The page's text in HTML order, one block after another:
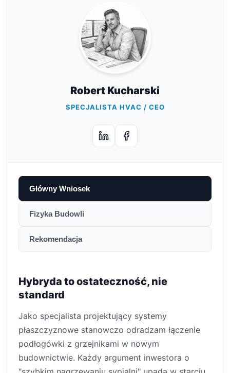
Robert Kucharski
SPECJALISTA HVAC / CEO
Główny Wniosek
Fizyka Budowli
Rekomendacja
Hybryda to ostateczność, nie
standard
Jako specjalista projektujący systemy
płaszczyznowe stanowczo odradzam łączenie
podłogówki z grzejnikami w nowym
budownictwie. Każdy argument inwestora o